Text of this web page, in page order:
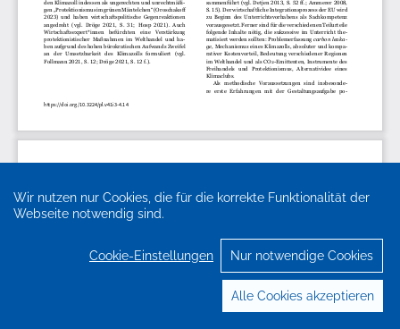
Wir nutzen nur Cookies, die für die korrekte Funktionalität der
Webseite notwendig sind.
Cookie-Einstellungen Nur notwendige Cookies
Alle Cookies akzeptieren